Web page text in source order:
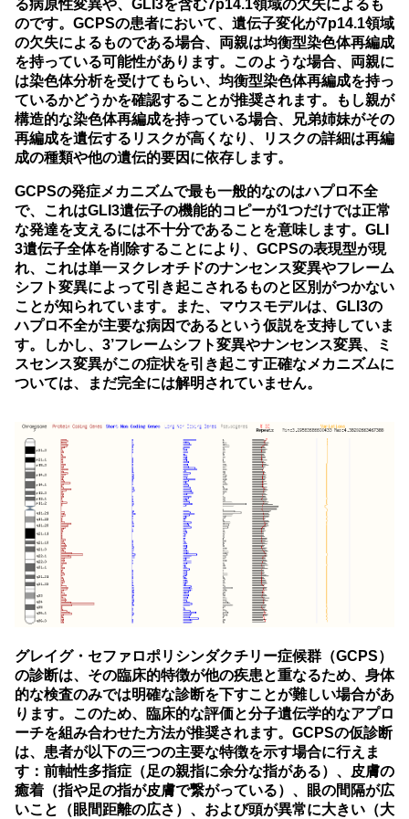
る病原性変異や、GLI3を含む7p14.1領域の欠失によるも
のです。GCPSの患者において、遺伝子変化が7p14.1領域
の欠失によるものである場合、両親は均衡型染色体再編成
を持っている可能性があります。このような場合、両親に
は染色体分析を受けてもらい、均衡型染色体再編成を持っ
ているかどうかを確認することが推奨されます。もし親が
構造的な染色体再編成を持っている場合、兄弟姉妹がその
再編成を遺伝するリスクが高くなり、リスクの詳細は再編
成の種類や他の遺伝的要因に依存します。
GCPSの発症メカニズムで最も一般的なのはハプロ不全
で、これはGLI3遺伝子の機能的コピーが1つだけでは正常
な発達を支えるには不十分であることを意味します。GLI
3遺伝子全体を削除することにより、GCPSの表現型が現
れ、これは単一ヌクレオチドのナンセンス変異やフレーム
シフト変異によって引き起こされるものと区別がつかない
ことが知られています。また、マウスモデルは、GLI3の
ハプロ不全が主要な病因であるという仮説を支持していま
す。しかし、3’フレームシフト変異やナンセンス変異、ミ
スセンス変異がこの症状を引き起こす正確なメカニズムに
ついては、まだ完全には解明されていません。
グレイグ・セファロポリシンダクチリー症候群（GCPS）
の診断は、その臨床的特徴が他の疾患と重なるため、身体
的な検査のみでは明確な診断を下すことが難しい場合があ
ります。このため、臨床的な評価と分子遺伝学的なアプロ
ーチを組み合わせた方法が推奨されます。GCPSの仮診断
は、患者が以下の三つの主要な特徴を示す場合に行えま
す：前軸性多指症（足の親指に余分な指がある）、皮膚の
癒着（指や足の指が皮膚で繋がっている）、眼の間隔が広
いこと（眼間距離の広さ）、および頭が異常に大きい（大